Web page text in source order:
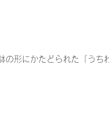
形にかたどられた「うち